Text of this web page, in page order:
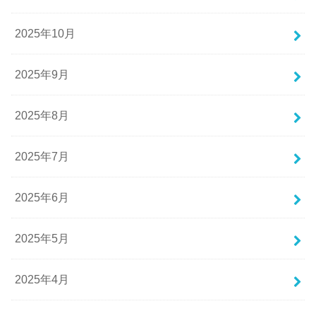
2025年10月
2025年9月
2025年8月
2025年7月
2025年6月
2025年5月
2025年4月